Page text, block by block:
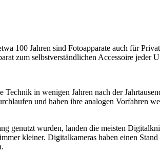
100 Jahren sind Fotoapparate auch für
zum selbstverständlichen Accessoire jeder
in wenigen Jahren nach der
und haben ihre analogen Vorfahren
genutzt wurden, landen die meisten
kleiner. Digitalkameras haben einen